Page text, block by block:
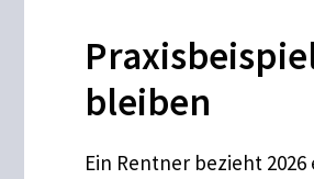
bleiben
Ein Rentner bezieht